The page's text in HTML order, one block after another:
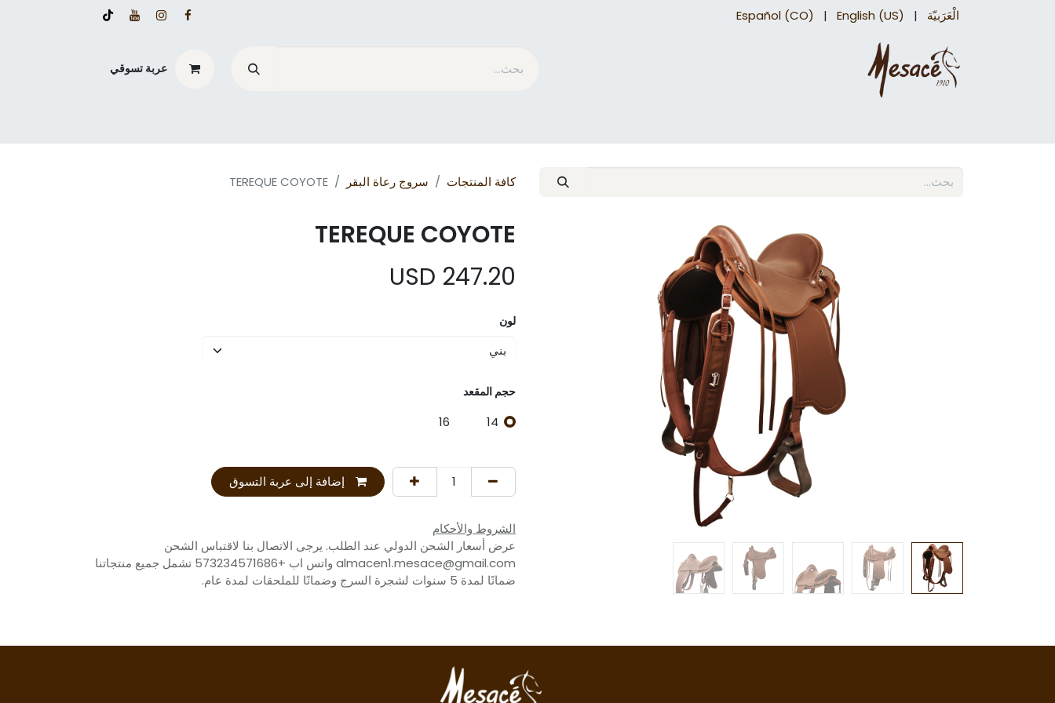
الْعَرَبيّة |
English (US)
|
Español (CO)
عربة تسوقي
كافة المنتجات سروج رعاة البقر TEREQUE COYOTE
TEREQUE COYOTE
USD 247.20
لون
حجم المقعد
14
16
إضافة إلى عربة التسوق
الشروط والأحكام
عرض أسعار الشحن الدولي عند الطلب. يرجى الاتصال بنا لاقتباس الشحن
almacen1.mesace@gmail.com واتس اب +573234571686 تشمل جميع منتجاتنا
ضمانًا لمدة 5 سنوات لشجرة السرج وضمانًا للملحقات لمدة عام.